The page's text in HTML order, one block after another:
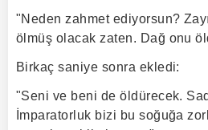
"Neden zahmet ediyorsun?
ölmüş olacak zaten. Dağ onu
Birkaç saniye sonra ekledi:
"Seni ve beni de öldürecek.
İmparatorluk bizi bu soğuğa